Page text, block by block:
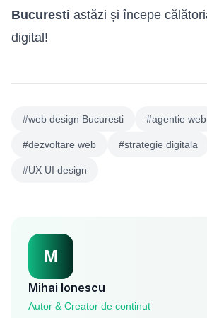
Bucuresti astăzi și începe
digital!
#web design Bucuresti #agentie web
#dezvoltare web #strategie digitala
#UX UI design
M
Mihai Ionescu
Autor & Creator de continut